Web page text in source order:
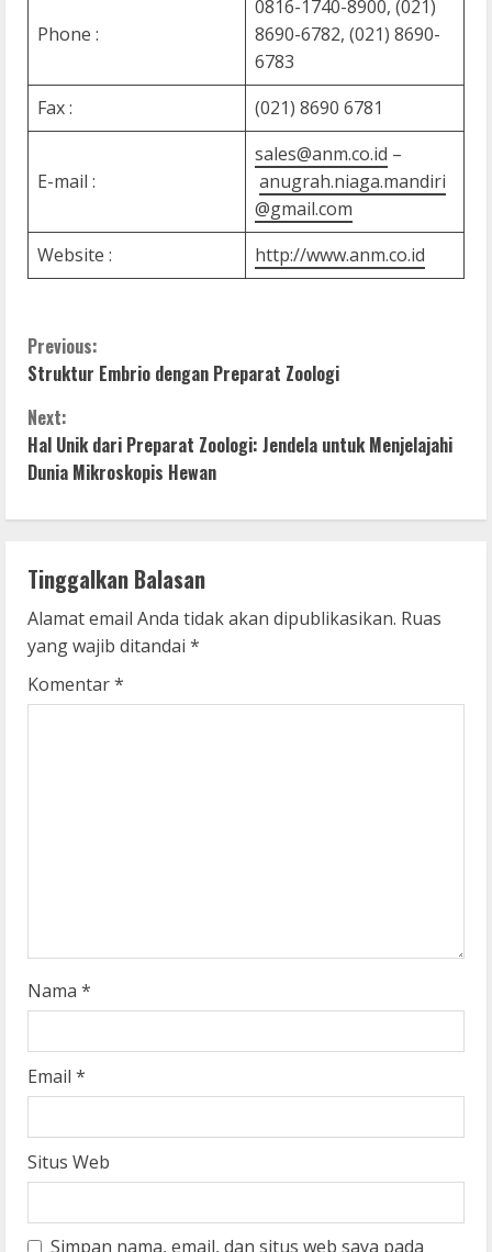
Phone :
0816-1740-8900, (021)
8690-6782, (021) 8690-
6783
Fax :
(021) 8690 6781
E-mail :
sales@anm.co.id –
anugrah.niaga.mandiri
@gmail.com
Website :
http://www.anm.co.id
C
o
n
t
i
n
u
e
n
g
Previous:
Struktur Embrio dengan Preparat Zoologi
Next:
Hal Unik dari Preparat Zoologi: Jendela untuk Menjelajahi
Dunia Mikroskopis Hewan
Tinggalkan Balasan
Alamat email Anda tidak akan dipublikasikan. Ruas
yang wajib ditandai *
Komentar*
Nama *
Email *
Situs Web
Simpan nama, email, dan situs web saya pada